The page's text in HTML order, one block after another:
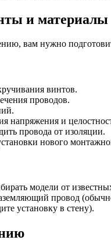
и материалы
вам нужно
винтов.
проводов.
напряжения и
провода от изоляции.
нового
модели от
провод
установку в стену).